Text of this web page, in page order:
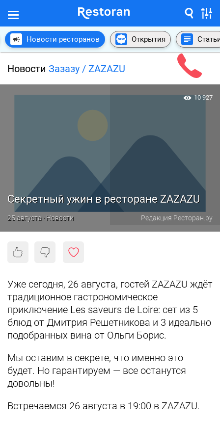
Новости ресторанов Открытия
Новости Зазазу / ZAZAZU
Секретный ужин в ресторане ZAZAZU
25 августа · Новости Редакция Ресторан.ру
10 927
Уже сегодня, 26 августа, гостей ZAZAZU ждёт
традиционное гастрономическое
приключение Les saveurs de Loire: сет из 5
блюд от Дмитрия Решетникова и 3 идеально
подобранных вина от Ольги Борис.
Мы оставим в секрете, что именно это
будет. Но гарантируем — все останутся
довольны!
Встречаемся 26 августа в 19:00 в ZAZAZU.